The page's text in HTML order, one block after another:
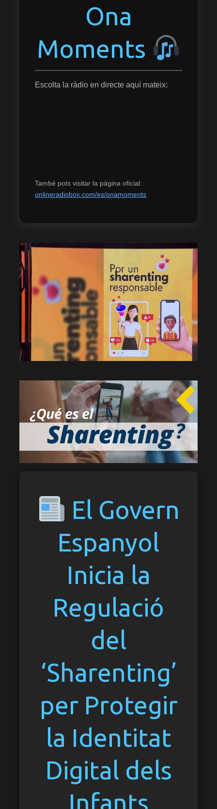
Ona
Moments
Escolta la ràdio en directe aquí mateix:
També pots visitar la pàgina oficial:
onlineradiobox.com/es/onamoments
El Govern
Espanyol
Inicia la
Regulació
del
‘Sharenting’
per Protegir
la Identitat
Digital dels
Infants